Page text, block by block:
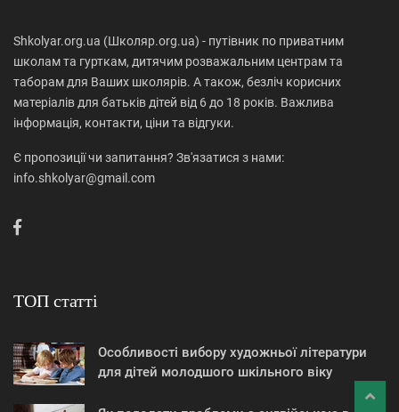
Shkolyar.org.ua (Школяр.org.ua) - путівник по приватним
школам та гурткам, дитячим розважальним центрам та
таборам для Ваших школярів. А також, безліч корисних
матеріалів для батьків дітей від 6 до 18 років. Важлива
інформація, контакти, ціни та відгуки.
Є пропозиції чи запитання? Зв'язатися з нами:
info.shkolyar@gmail.com
ТОП статті
Особливості вибору художньої літератури
для дітей молодшого шкільного віку